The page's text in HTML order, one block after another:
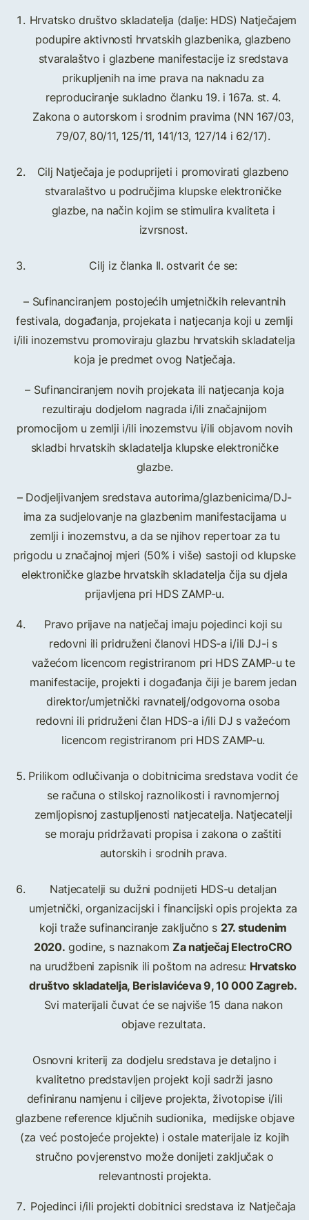
Hrvatsko društvo skladatelja (dalje: HDS) Natječajem
podupire aktivnosti hrvatskih glazbenika, glazbeno
stvaralaštvo i glazbene manifestacije iz sredstava
prikupljenih na ime prava na naknadu za
reproduciranje sukladno članku 19. i 167a. st. 4.
Zakona o autorskom i srodnim pravima (NN 167/03,
79/07, 80/11, 125/11, 141/13, 127/14 i 62/17).
Cilj Natječaja je poduprijeti i promovirati glazbeno
stvaralaštvo u područjima klupske elektroničke
glazbe, na način kojim se stimulira kvaliteta i
izvrsnost.
Cilj iz članka II. ostvarit će se:
– Sufinanciranjem postojećih umjetničkih relevantnih
festivala, događanja, projekata i natjecanja koji u zemlji
i/ili inozemstvu promoviraju glazbu hrvatskih skladatelja
koja je predmet ovog Natječaja.
– Sufinanciranjem novih projekata ili natjecanja koja
rezultiraju dodjelom nagrada i/ili značajnijom
promocijom u zemlji i/ili inozemstvu i/ili objavom novih
skladbi hrvatskih skladatelja klupske elektroničke
glazbe.
– Dodjeljivanjem sredstava autorima/glazbenicima/DJ-
ima za sudjelovanje na glazbenim manifestacijama u
zemlji i inozemstvu, a da se njihov repertoar za tu
prigodu u značajnoj mjeri (50% i više) sastoji od klupske
elektroničke glazbe hrvatskih skladatelja čija su djela
prijavljena pri HDS ZAMP-u.
Pravo prijave na natječaj imaju pojedinci koji su
redovni ili pridruženi članovi HDS-a i/ili DJ-i s
važećom licencom registriranom pri HDS ZAMP-u te
manifestacije, projekti i događanja čiji je barem jedan
direktor/umjetnički ravnatelj/odgovorna osoba
redovni ili pridruženi član HDS-a i/ili DJ s važećom
licencom registriranom pri HDS ZAMP-u.
Prilikom odlučivanja o dobitnicima sredstava vodit će
se računa o stilskoj raznolikosti i ravnomjernoj
zemljopisnoj zastupljenosti natjecatelja. Natjecatelji
se moraju pridržavati propisa i zakona o zaštiti
autorskih i srodnih prava.
Natjecatelji su dužni podnijeti HDS-u detaljan
umjetnički, organizacijski i financijski opis projekta za
koji traže sufinanciranje zaključno s 27. studenim
2020. godine, s naznakomZa natječaj ElectroCRO
na urudžbeni zapisnik ili poštom na adresu: Hrvatsko
društvo skladatelja, Berislavićeva 9, 10 000 Zagreb.
Svi materijali čuvat će se najviše 15 dana nakon
objave rezultata.
Osnovni kriterij za dodjelu sredstava je detaljno i
kvalitetno predstavljen projekt koji sadrži jasno
definiranu namjenu i ciljeve projekta, životopise i/ili
glazbene reference ključnih sudionika, medijske objave
(za već postojeće projekte) i ostale materijale iz kojih
stručno povjerenstvo može donijeti zaključak o
relevantnosti projekta.
Pojedinci i/ili projekti dobitnici sredstava iz Natječaja